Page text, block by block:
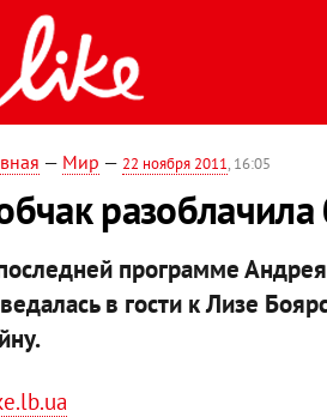
— Мир — 22 ноября 2011, 16:05
программе
в гости к Лизе